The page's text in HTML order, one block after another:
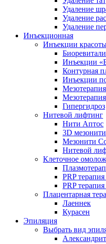
Удаление
Удаление
Удаление
Инъекционная
Инъекции
Инъекции
Контурная
Инъекции
Гипергидроз
Нитевой лифтинг
Нити Аптос
3D мезонити
Мезонити
Нитевой
Клеточное
PRP
PRP
Плацентарная
Лаеннек
Курасен
Эпиляция
Выбрать вид